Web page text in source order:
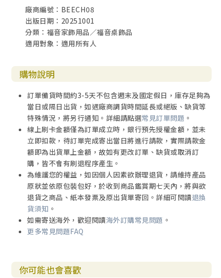
廠商編號：BEECH08
出版日期：20251001
分類：福音家飾用品／福音桌飾品
適用對象：適用所有人
購物說明
訂單備貨時間約3-5天不包含週末及國定假日，庫存足夠為
當日或隔日出貨，如遇廠商調貨時間延長或絕版、缺貨等
特殊情況，將另行通知。詳細請點選常見訂單問題 。
線上刷卡金額僅為訂單成立時，銀行預先授權金額，並未
立即扣款，待訂單完成寄出當日將進行請款，實際請款金
額即為出貨單上金額，故如有更改訂單、缺貨或取消訂
購，皆不會有刷退程序產生。
為維護您的權益，如因個人因素欲辦理退貨，請維持產品
原狀並依原包裝包好，於收到商品鑑賞期七天內，將與欲
退貨之商品、紙本發票及原出貨單寄回。詳細可閱讀退換
貨須知 。
如需寄送海外，歡迎閱讀海外訂購常見問題 。
更多常見問題FAQ
你可能也會喜歡